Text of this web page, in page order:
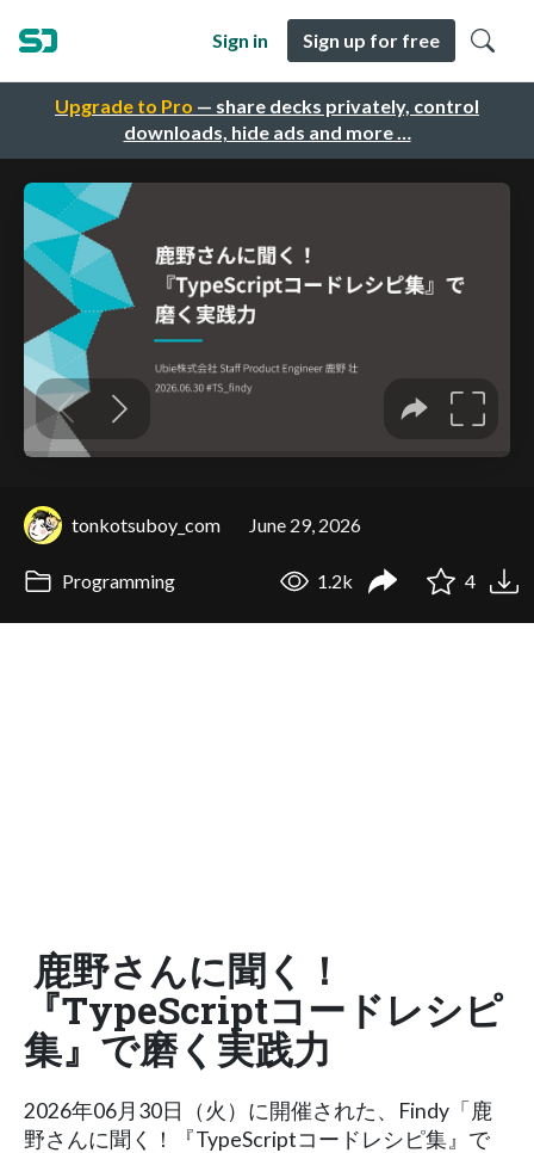
Upgrade to Pro — share decks privately, control
downloads, hide ads and more …
Sign in Sign up for free
tonkotsuboy_com June 29, 2026
Programming 1.2k 4
鹿野さんに聞く！
『TypeScriptコードレシピ
集』で磨く実践力
2026年06月30日（火）に開催された、Findy「鹿
野さんに聞く！『TypeScriptコードレシピ集』で